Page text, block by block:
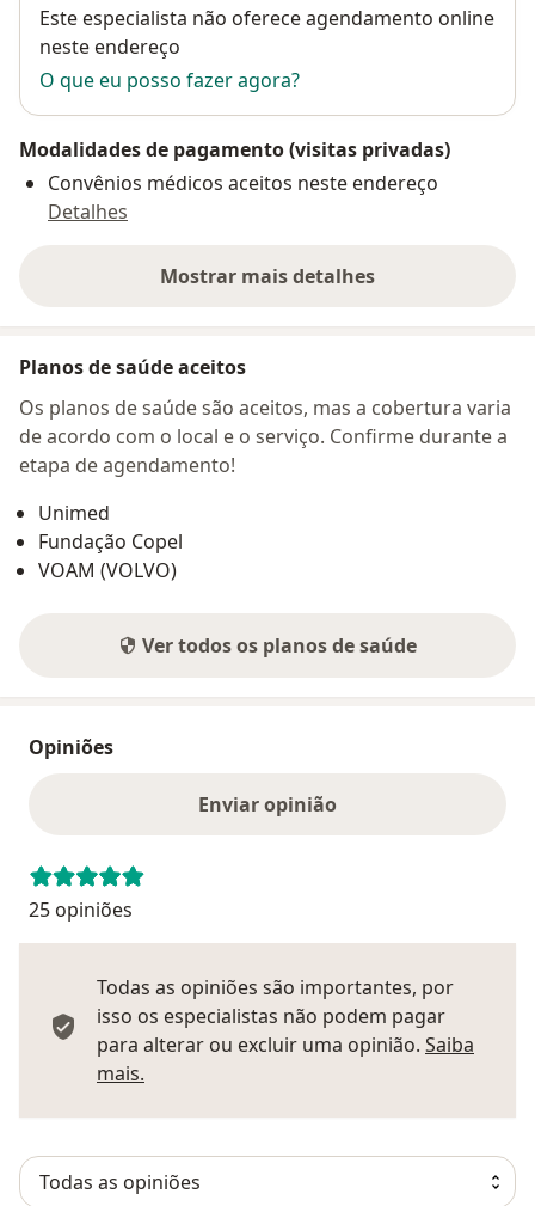
Disponibilidade
Este especialista não oferece agendamento online
neste endereço
O que eu posso fazer agora?
Modalidades de pagamento (visitas privadas)
Convênios médicos aceitos neste endereço
Detalhes
Mostrar mais detalhes
sobre o endereço
Planos de saúde aceitos
Os planos de saúde são aceitos, mas a cobertura varia
de acordo com o local e o serviço. Confirme durante a
etapa de agendamento!
Unimed
Fundação Copel
VOAM (VOLVO)
Ver todos os planos de saúde
Opiniões
Enviar opinião
25 opiniões
Todas as opiniões são importantes, por
isso os especialistas não podem pagar
para alterar ou excluir uma opinião. Saiba
mais.